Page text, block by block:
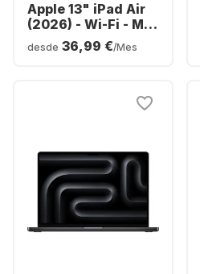
Apple 13" iPad Air
(2026) - Wi-Fi - M4
- 128GB
desde 36,99 €/Mes